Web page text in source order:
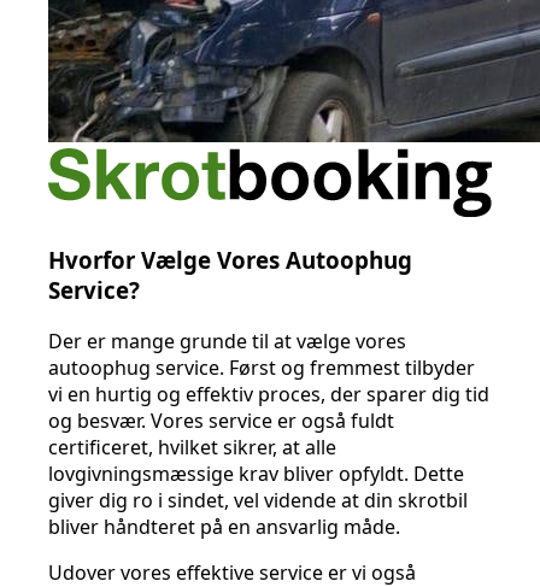
Hvorfor Vælge Vores Autoophug
Service?
Der er mange grunde til at vælge vores
autoophug service. Først og fremmest tilbyder
vi en hurtig og effektiv proces, der sparer dig tid
og besvær. Vores service er også fuldt
certificeret, hvilket sikrer, at alle
lovgivningsmæssige krav bliver opfyldt. Dette
giver dig ro i sindet, vel vidende at din skrotbil
bliver håndteret på en ansvarlig måde.
Udover vores effektive service er vi også